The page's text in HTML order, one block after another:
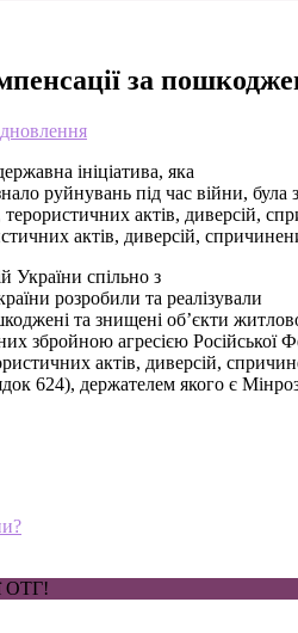
за
ініціатива, яка
руйнувань під час війни,
актів, диверсій,
актів, диверсій,
України спільно з
розробили та реалізували
та знищені об’єкти
збройною агресією
актів, диверсій,
624), держателем якого є
ОТГ!